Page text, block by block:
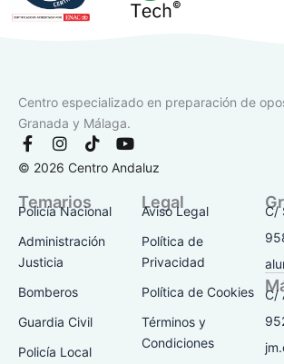
Centro especializado en preparación de
Granada y Málaga.
F
a
c
b
o
o
k
-
f
I
n
s
a
g
r
a
m
T
i
k
o
k
Y
u
© 2026 Centro Andaluz
Temarios
Policía Nacional
Administración
Justicia
Bomberos
Guardia Civil
Policía Local
Legal
Aviso Legal
Política de
Privacidad
Política de Cookies
Términos y
Condiciones
C/
C/